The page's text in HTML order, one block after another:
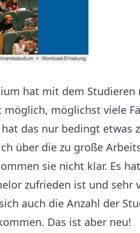
hat mit dem
möglichst viele
das nur bedingt etwas
über die zu große
sie nicht klar. Es
zufrieden ist und sehr
auch die Anzahl der
Das ist aber neu!